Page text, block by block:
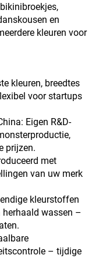
en
kleuren voor
kleuren, breedtes
voor startups
Eigen R&D-
prijzen.
met
van uw merk
kleurstoffen
wassen –
– tijdige